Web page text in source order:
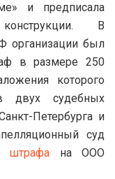
и предписала
В
организации был
в размере 250
которого
двух судебных
Петербурга и
суд
штрафа на ООО